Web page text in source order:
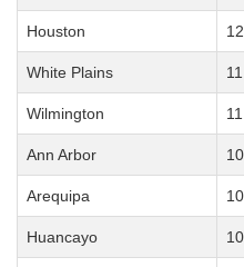
Houston 12
White Plains 11
Wilmington 11
Ann Arbor 10
Arequipa 10
Huancayo 10